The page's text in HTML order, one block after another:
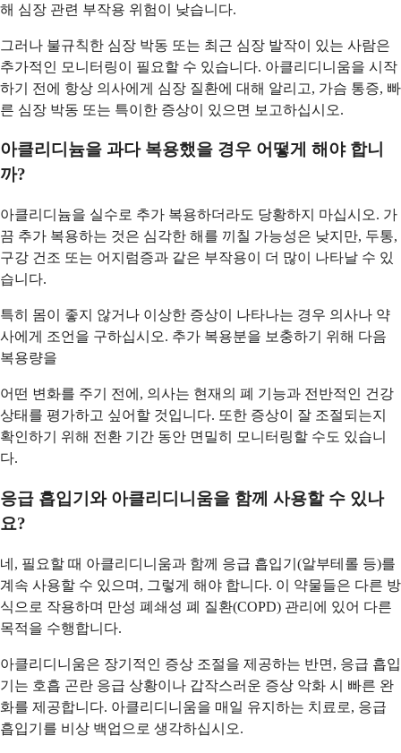
해 심장 관련 부작용 위험이 낮습니다.
그러나 불규칙한 심장 박동 또는 최근 심장 발작이 있는 사람은
추가적인 모니터링이 필요할 수 있습니다. 아클리디니움을 시작
하기 전에 항상 의사에게 심장 질환에 대해 알리고, 가슴 통증, 빠
른 심장 박동 또는 특이한 증상이 있으면 보고하십시오.
아클리디늄을 과다 복용했을 경우 어떻게 해야 합니
까?
아클리디늄을 실수로 추가 복용하더라도 당황하지 마십시오. 가
끔 추가 복용하는 것은 심각한 해를 끼칠 가능성은 낮지만, 두통,
구강 건조 또는 어지럼증과 같은 부작용이 더 많이 나타날 수 있
습니다.
특히 몸이 좋지 않거나 이상한 증상이 나타나는 경우 의사나 약
사에게 조언을 구하십시오. 추가 복용분을 보충하기 위해 다음
복용량을
어떤 변화를 주기 전에, 의사는 현재의 폐 기능과 전반적인 건강
상태를 평가하고 싶어할 것입니다. 또한 증상이 잘 조절되는지
확인하기 위해 전환 기간 동안 면밀히 모니터링할 수도 있습니
다.
응급 흡입기와 아클리디니움을 함께 사용할 수 있나
요?
네, 필요할 때 아클리디니움과 함께 응급 흡입기(알부테롤 등)를
계속 사용할 수 있으며, 그렇게 해야 합니다. 이 약물들은 다른 방
식으로 작용하며 만성 폐쇄성 폐 질환(COPD) 관리에 있어 다른
목적을 수행합니다.
아클리디니움은 장기적인 증상 조절을 제공하는 반면, 응급 흡입
기는 호흡 곤란 응급 상황이나 갑작스러운 증상 악화 시 빠른 완
화를 제공합니다. 아클리디니움을 매일 유지하는 치료로, 응급
흡입기를 비상 백업으로 생각하십시오.